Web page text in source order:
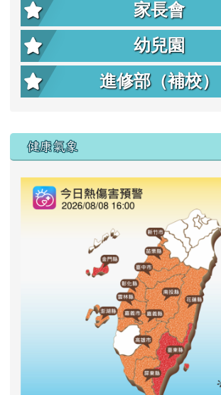
家長會
幼兒園
進修部（補校）
右邊區域內容
健康氣象